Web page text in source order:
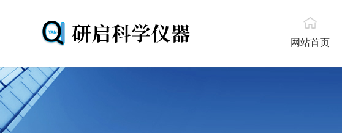
网站首页